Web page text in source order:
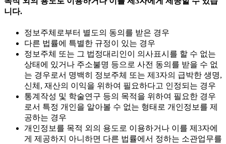
니다.
정보주체로부터 별도의 동의를 받은 경우
다른 법률에 특별한 규정이 있는 경우
정보주체 또는 그 법정대리인이 의사표시를 할 수 없는
상태에 있거나 주소불명 등으로 사전 동의를 받을 수 없
는 경우로서 명백히 정보주체 또는 제3자의 급박한 생명,
신체, 재산의 이익을 위하여 필요하다고 인정되는 경우
통계작성 및 학술연구 등의 목적을 위하여 필요한 경우
로서 특정 개인을 알아볼 수 없는 형태로 개인정보를 제
공하는 경우
개인정보를 목적 외의 용도로 이용하거나 이를 제3자에
게 제공하지 아니하면 다른 법률에서 정하는 소관업무를